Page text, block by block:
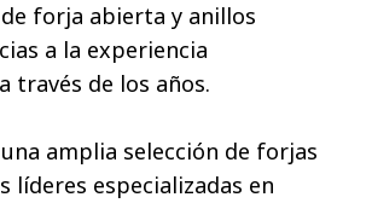
forja abierta y anillos
a la experiencia
través de los años.
amplia selección de forjas
líderes especializadas en